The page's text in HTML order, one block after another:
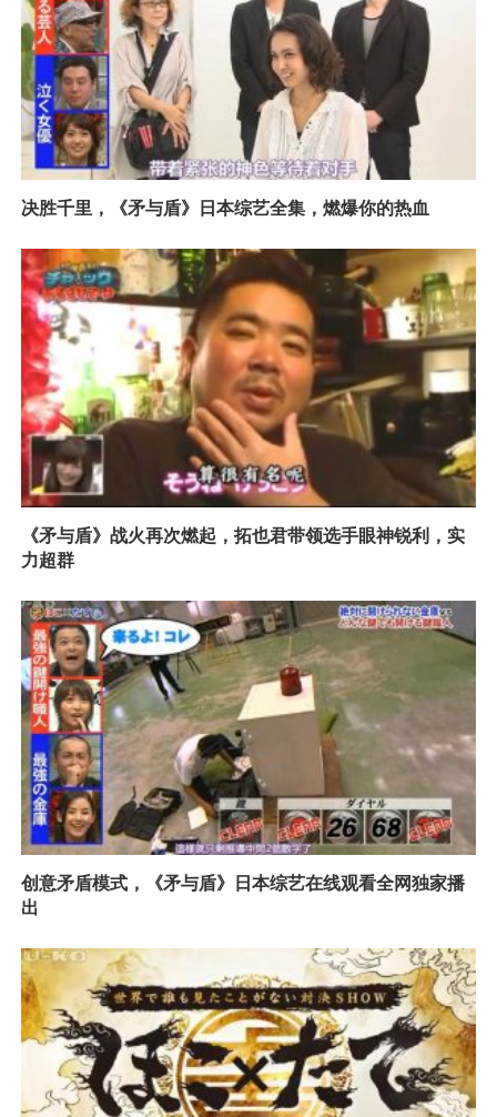
决胜千里，《矛与盾》日本综艺全集，燃爆你的热血
《矛与盾》战火再次燃起，拓也君带领选手眼神锐利，实
力超群
创意矛盾模式，《矛与盾》日本综艺在线观看全网独家播
出